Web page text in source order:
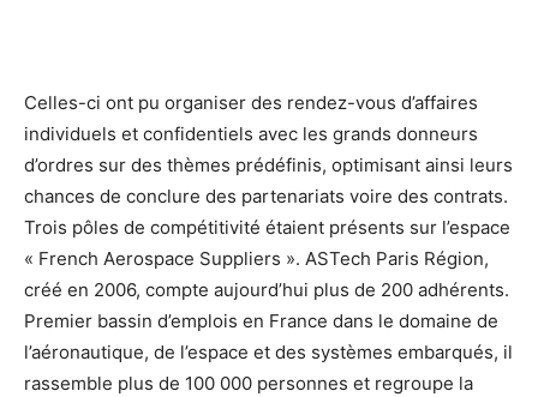
Celles-ci ont pu organiser des rendez-vous d’affaires
individuels et confidentiels avec les grands donneurs
d’ordres sur des thèmes prédéfinis, optimisant ainsi leurs
chances de conclure des partenariats voire des contrats.
Trois pôles de compétitivité étaient présents sur l’espace
« French Aerospace Suppliers ». ASTech Paris Région,
créé en 2006, compte aujourd’hui plus de 200 adhérents.
Premier bassin d’emplois en France dans le domaine de
l’aéronautique, de l’espace et des systèmes embarqués, il
rassemble plus de 100 000 personnes et regroupe la